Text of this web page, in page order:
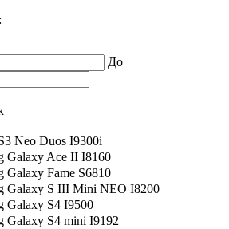
До
Neo Duos I9300i
Galaxy Ace II I8160
Galaxy Fame S6810
Galaxy S III Mini NEO I8200
Galaxy S4 I9500
Galaxy S4 mini I9192